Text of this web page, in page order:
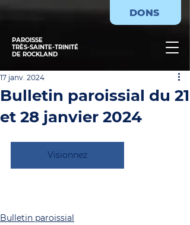
PAROISSE
TRÈS-SAINTE-TRINITÉ
DE ROCKLAND
DONS
Bulletin paroissial du 21
et 28 janvier 2024
17 janv. 2024
Visionnez
Bulletin paroissial